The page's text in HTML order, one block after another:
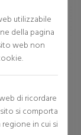
utilizzabile
della pagina
web non
di ricordare
si comporta
in cui si